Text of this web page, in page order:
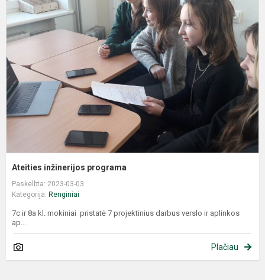
Ateities inžinerijos programa
Paskelbta: 2023-03-03
Kategorija: Renginiai
7c ir 8a kl. mokiniai pristatė 7 projektinius darbus verslo ir aplinkos
ap...
Plačiau